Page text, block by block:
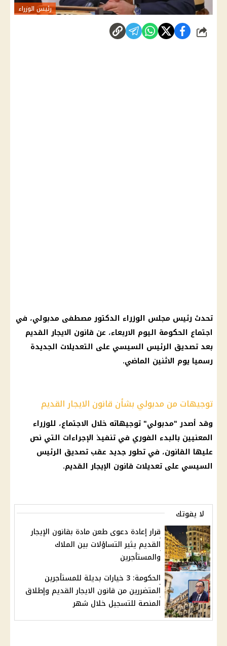
رئيس الوزراء
شارك
تحدث رئيس مجلس الوزراء الدكتور مصطفى مدبولي، في
اجتماع الحكومة اليوم الاربعاء، عن قانون الايجار القديم
بعد تصديق الرئيس السيسي على التعديلات الجديدة
رسميا يوم الاثنين الماضي.
توجيهات من مدبولي بشأن قانون الايجار القديم
وقد أصدر "مدبولي" توجيهاته خلال الاجتماع، للوزراء
المعنيين بالبدء الفوري في تنفيذ الإجراءات التي نص
عليها القانون، في تطور جديد عقب تصديق الرئيس
السيسي على تعديلات قانون الإيجار القديم.
لا يفوتك
قرار إعادة دعوى طعن مادة بقانون الإيجار
القديم يثير التساؤلات بين الملاك
والمستأجرين
الحكومة: 3 خيارات بديلة للمستأجرين
المتضررين من قانون الايجار القديم وإطلاق
المنصة للتسجيل خلال شهر